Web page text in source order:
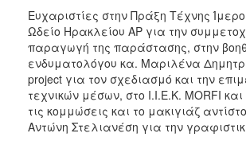
Ευχαριστίες στην Πράξη Τέχνης
Ωδείο Ηρακλείου ΑΡ για την
παραγωγή της παράστασης, στην
ενδυματολόγου κα. Μαριλένα
project για τον σχεδιασμό και την
τεχνικών μέσων, στο Ι.Ι.Ε.Κ. MORFI
τις κομμώσεις και το μακιγιάζ
Αντώνη Στελιανέση για την